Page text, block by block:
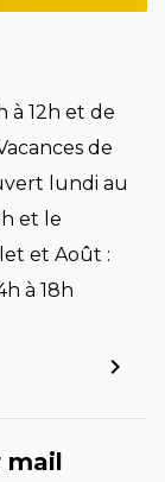
à 12h et de
de
lundi au
et le
et Août :
à 18h
mail